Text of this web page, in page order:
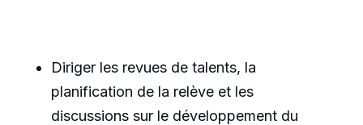
Diriger les revues de talents, la
planification de la relève et les
discussions sur le développement du